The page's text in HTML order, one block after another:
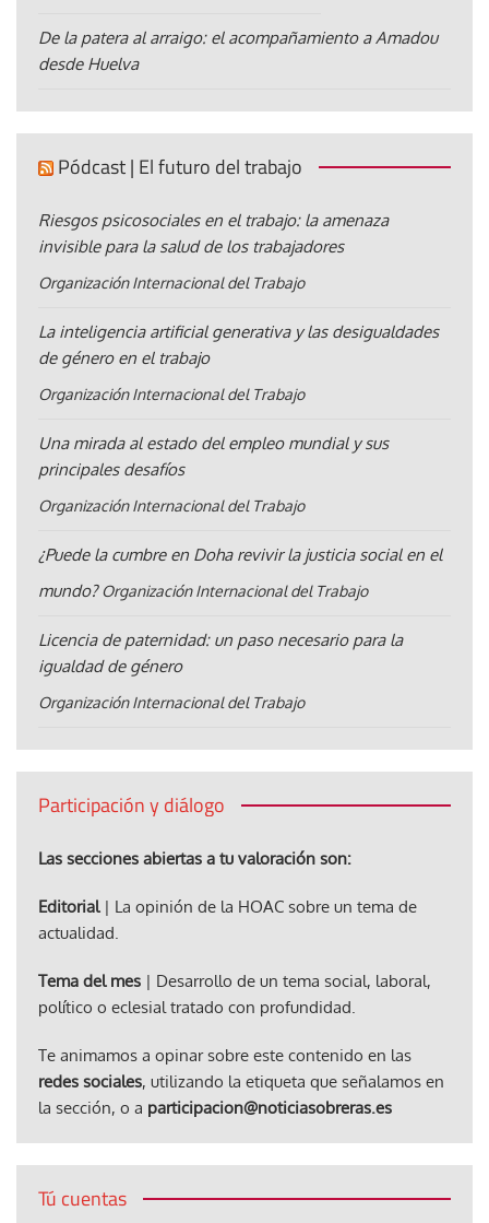
De la patera al arraigo: el acompañamiento a Amadou
desde Huelva
Pódcast | El futuro del trabajo
Riesgos psicosociales en el trabajo: la amenaza
invisible para la salud de los trabajadores
Organización Internacional del Trabajo
La inteligencia artificial generativa y las desigualdades
de género en el trabajo
Organización Internacional del Trabajo
Una mirada al estado del empleo mundial y sus
principales desafíos
Organización Internacional del Trabajo
¿Puede la cumbre en Doha revivir la justicia social en el
mundo? Organización Internacional del Trabajo
Licencia de paternidad: un paso necesario para la
igualdad de género
Organización Internacional del Trabajo
Participación y diálogo
Las secciones abiertas a tu valoración son:
Editorial| La opinión de la HOAC sobre un tema de
actualidad.
Tema del mes | Desarrollo de un tema social, laboral,
político o eclesial tratado con profundidad.
Te animamos a opinar sobre este contenido en las
redes sociales, utilizando la etiqueta que señalamos en
la sección, o a participacion@noticiasobreras.es
Tú cuentas